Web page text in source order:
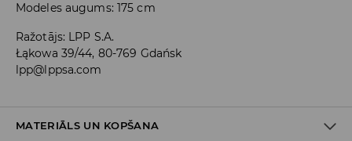
Modeles augums: 175 cm
Ražotājs: LPP S.A.
Łąkowa 39/44, 80-769 Gdańsk
lpp@lppsa.com
MATERIĀLS UN KOPŠANA